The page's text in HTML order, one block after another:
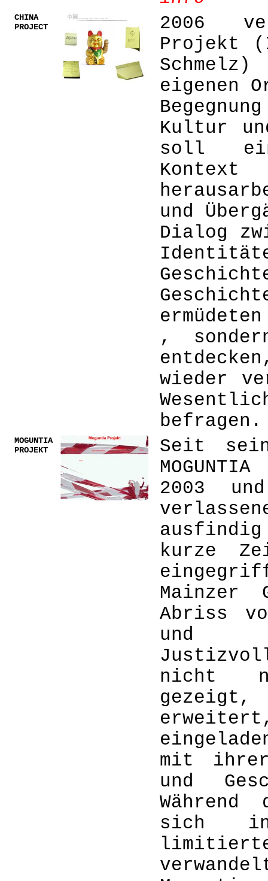
CHINA
PROJECT
2006
Projekt
eigenen
Kultur
soll
und
Dialog
,
wieder
MOGUNTIA
PROJEKT
Seit
2003
kurze
Mainzer
Abriss
und
nicht
gezeigt,
mit
und
sich